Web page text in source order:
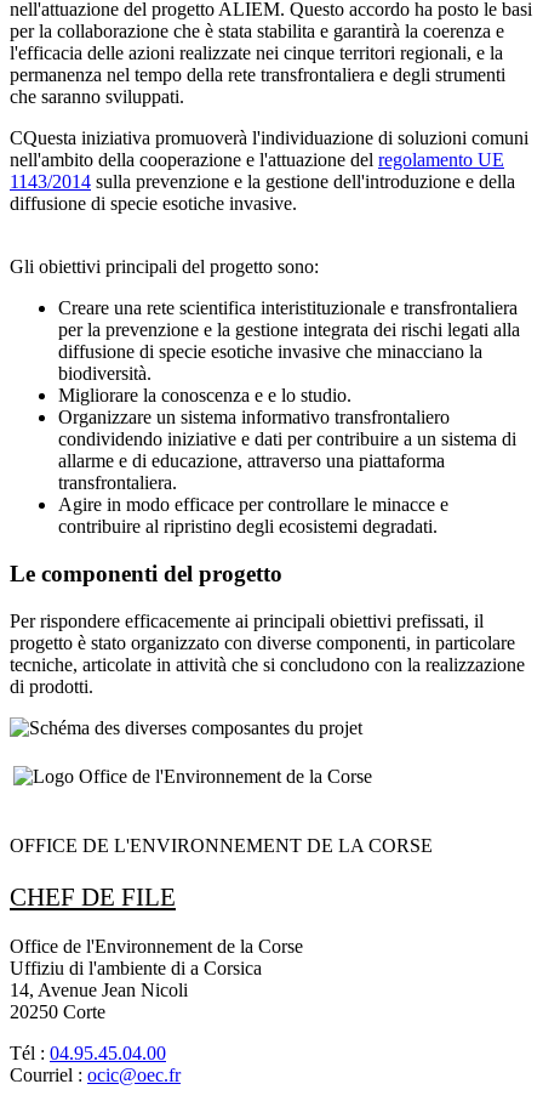
nell'attuazione del progetto ALIEM. Questo accordo ha posto le basi
per la collaborazione che è stata stabilita e garantirà la coerenza e
l'efficacia delle azioni realizzate nei cinque territori regionali, e la
permanenza nel tempo della rete transfrontaliera e degli strumenti
che saranno sviluppati.
CQuesta iniziativa promuoverà l'individuazione di soluzioni comuni
nell'ambito della cooperazione e l'attuazione del regolamento UE
1143/2014 sulla prevenzione e la gestione dell'introduzione e della
diffusione di specie esotiche invasive.
Gli obiettivi principali del progetto sono:
Creare una rete scientifica interistituzionale e transfrontaliera
per la prevenzione e la gestione integrata dei rischi legati alla
diffusione di specie esotiche invasive che minacciano la
biodiversità.
Migliorare la conoscenza e e lo studio.
Organizzare un sistema informativo transfrontaliero
condividendo iniziative e dati per contribuire a un sistema di
allarme e di educazione, attraverso una piattaforma
transfrontaliera.
Agire in modo efficace per controllare le minacce e
contribuire al ripristino degli ecosistemi degradati.
Le componenti del progetto
Per rispondere efficacemente ai principali obiettivi prefissati, il
progetto è stato organizzato con diverse componenti, in particolare
tecniche, articolate in attività che si concludono con la realizzazione
di prodotti.
OFFICE DE L'ENVIRONNEMENT DE LA CORSE
CHEF DE FILE
Office de l'Environnement de la Corse
Uffiziu di l'ambiente di a Corsica
14, Avenue Jean Nicoli
20250 Corte
Tél : 04.95.45.04.00
Courriel : ocic@oec.fr